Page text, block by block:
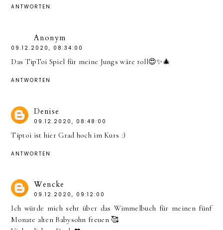
ANTWORTEN
Anonym
09.12.2020, 08:34:00
Das TipToi Spiel für meine Jungs wäre toll😍✨🎄
ANTWORTEN
Denise
09.12.2020, 08:48:00
Tiptoi ist hier Grad hoch im Kurs :)
ANTWORTEN
Wencke
09.12.2020, 09:12:00
Ich würde mich sehr über das Wimmelbuch für meinen fünf
Monate alten Babysohn freuen 🥰